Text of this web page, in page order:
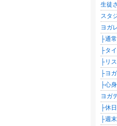
生徒
スタ
ヨガ
├通
├タ
├リ
├ヨ
├心
ヨガ
├休
├週